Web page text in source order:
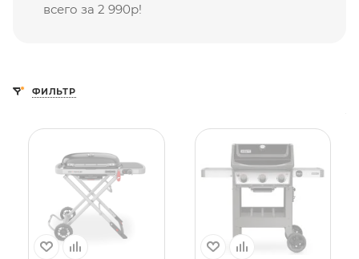
всего за 2 990р!
ФИЛЬТР